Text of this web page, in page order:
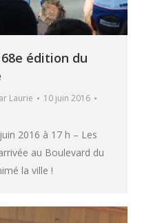
68e édition du
Laurie
10 juin 2016
2016 à 17 h – Les
au Boulevard du
la ville !